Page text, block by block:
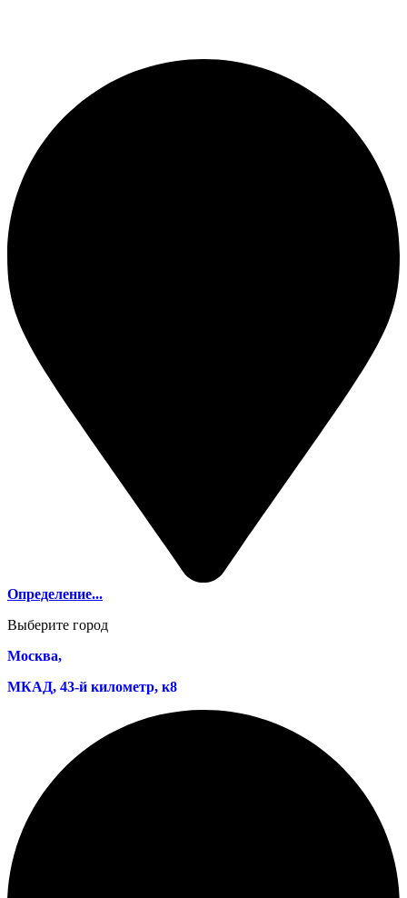
Определение...
Выберите город
Москва,
МКАД, 43-й километр, к8